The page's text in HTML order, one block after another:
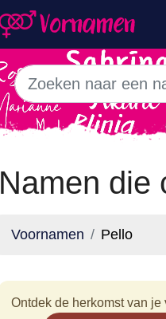
Namen die
Voornamen Pello
Ontdek de herkomst van je